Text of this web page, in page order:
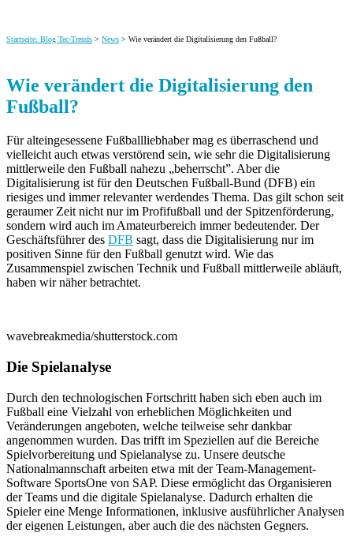
Startseite: Blog Tec-Trends > News > Wie verändert die Digitalisierung den Fußball?
Wie verändert die Digitalisierung den
Fußball?
Für alteingesessene Fußballliebhaber mag es überraschend und
vielleicht auch etwas verstörend sein, wie sehr die Digitalisierung
mittlerweile den Fußball nahezu „beherrscht”. Aber die
Digitalisierung ist für den Deutschen Fußball-Bund (DFB) ein
riesiges und immer relevanter werdendes Thema. Das gilt schon seit
geraumer Zeit nicht nur im Profifußball und der Spitzenförderung,
sondern wird auch im Amateurbereich immer bedeutender. Der
Geschäftsführer des DFB sagt, dass die Digitalisierung nur im
positiven Sinne für den Fußball genutzt wird. Wie das
Zusammenspiel zwischen Technik und Fußball mittlerweile abläuft,
haben wir näher betrachtet.
wavebreakmedia/shutterstock.com
Die Spielanalyse
Durch den technologischen Fortschritt haben sich eben auch im
Fußball eine Vielzahl von erheblichen Möglichkeiten und
Veränderungen angeboten, welche teilweise sehr dankbar
angenommen wurden. Das trifft im Speziellen auf die Bereiche
Spielvorbereitung und Spielanalyse zu. Unsere deutsche
Nationalmannschaft arbeiten etwa mit der Team-Management-
Software SportsOne von SAP. Diese ermöglicht das Organisieren
der Teams und die digitale Spielanalyse. Dadurch erhalten die
Spieler eine Menge Informationen, inklusive ausführlicher Analysen
der eigenen Leistungen, aber auch die des nächsten Gegners.